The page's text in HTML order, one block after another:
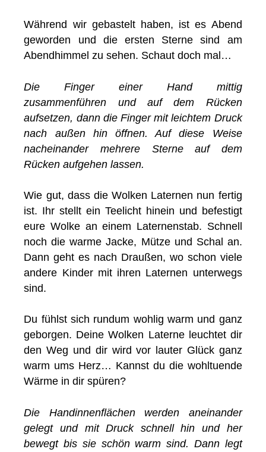
Während wir gebastelt haben, ist es Abend
geworden und die ersten Sterne sind am
Abendhimmel zu sehen. Schaut doch mal…
Die Finger einer Hand mittig
zusammenführen und auf dem Rücken
aufsetzen, dann die Finger mit leichtem Druck
nach außen hin öffnen. Auf diese Weise
nacheinander mehrere Sterne auf dem
Rücken aufgehen lassen.
Wie gut, dass die Wolken Laternen nun fertig
ist. Ihr stellt ein Teelicht hinein und befestigt
eure Wolke an einem Laternenstab. Schnell
noch die warme Jacke, Mütze und Schal an.
Dann geht es nach Draußen, wo schon viele
andere Kinder mit ihren Laternen unterwegs
sind.
Du fühlst sich rundum wohlig warm und ganz
geborgen. Deine Wolken Laterne leuchtet dir
den Weg und dir wird vor lauter Glück ganz
warm ums Herz… Kannst du die wohltuende
Wärme in dir spüren?
Die Handinnenflächen werden aneinander
gelegt und mit Druck schnell hin und her
bewegt bis sie schön warm sind. Dann legt